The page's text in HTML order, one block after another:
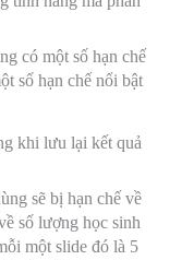
có một số hạn chế
số hạn chế nổi bật
khi lưu lại kết quả
sẽ bị hạn chế về
số lượng học sinh
một slide đó là 5